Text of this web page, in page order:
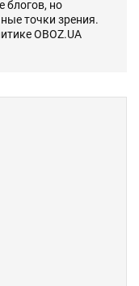
блогов, но
точки зрения.
OBOZ.UA